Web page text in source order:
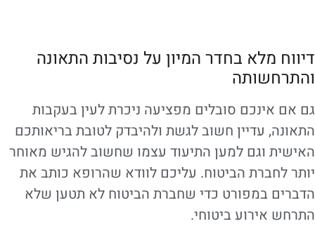
דיווח מלא בחדר המיון על נסיבות התאונה
והתרחשותה
גם אם אינכם סובלים מפציעה ניכרת לעין בעקבות
התאונה, עדיין חשוב לגשת ולהיבדק לטובת בריאותכם
האישית וגם למען התיעוד עצמו שחשוב להגיש מאוחר
יותר לחברת הביטוח. עליכם לוודא שהרופא כותב את
הדברים במפורט כדי שחברת הביטוח לא תטען שלא
התרחש אירוע ביטוחי.